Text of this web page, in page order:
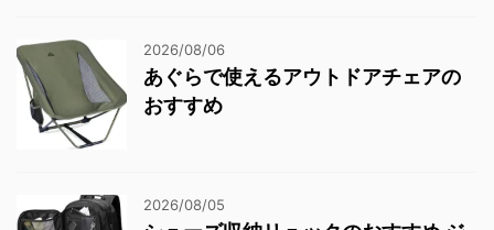
2026/08/06
あぐらで使えるアウトドアチェアの
おすすめ
2026/08/05